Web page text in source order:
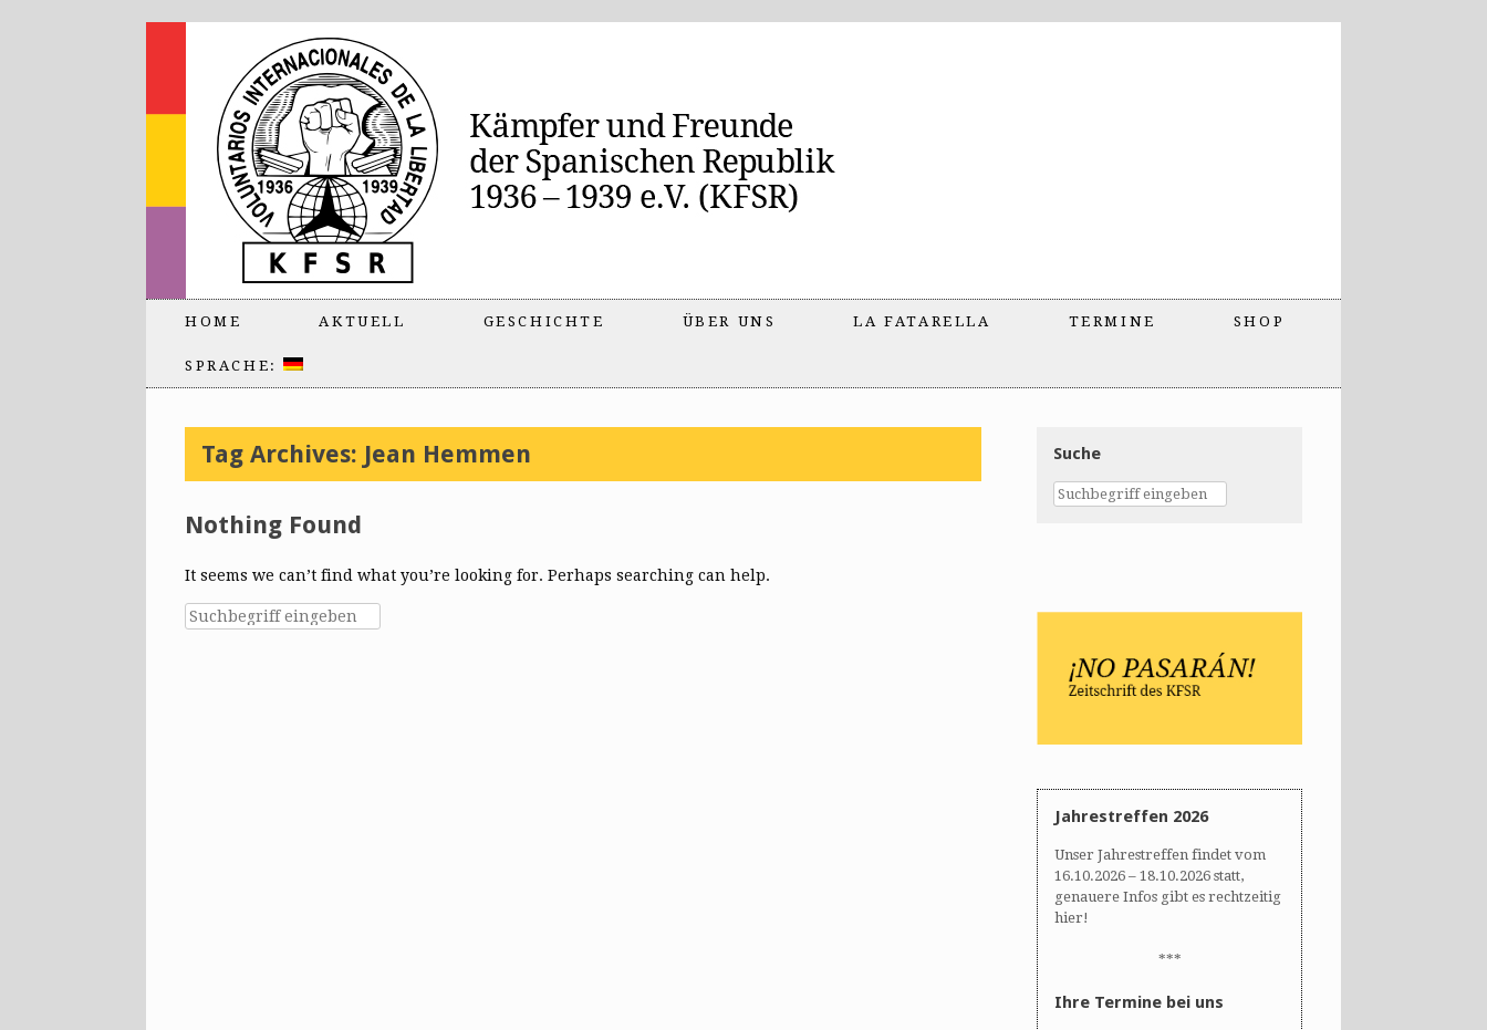
HOME AKTUELL GESCHICHTE ÜBER UNS LA FATARELLA TERMINE SHOP
SPRACHE:
Tag Archives: Jean Hemmen
Nothing Found
It seems we can’t find what you’re looking for. Perhaps searching can help.
Suche
Jahrestreffen 2026
Unser Jahrestreffen findet vom
16.10.2026 – 18.10.2026 statt,
genauere Infos gibt es rechtzeitig
hier!
***
Ihre Termine bei uns